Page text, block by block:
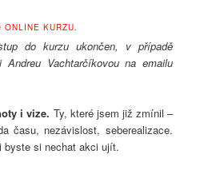
ONLINE KURZU.
do kurzu ukončen, v případě
Andreu Vachtarčíkovou na emailu
i vize. Ty, které jsem již zmínil –
času, nezávislost, seberealizace.
byste si nechat akci ujít.